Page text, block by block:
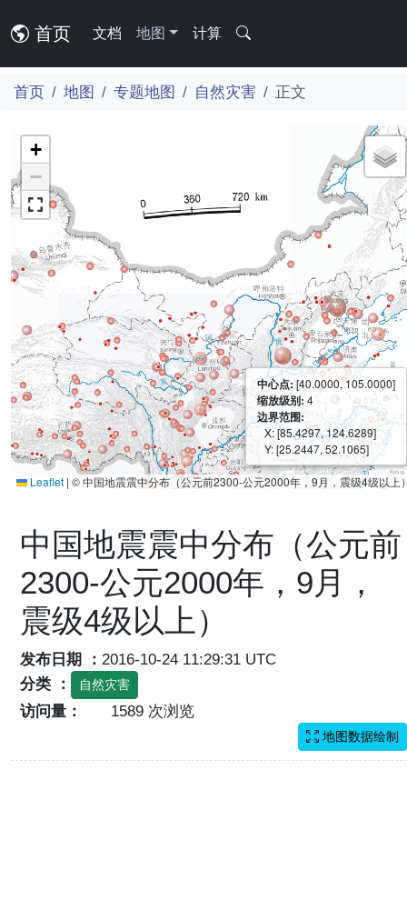
首页 文档 地图 计算
首页 地图 专题地图 自然灾害 正文
+
−
中心点: [40.0000, 105.0000]
缩放级别: 4
边界范围:
X: [85.4297, 124.6289]
Y: [25.2447, 52.1065]
Leaflet | © 中国地震震中分布（公元前2300-公元2000年，9月，震级4级以上
中国地震震中分布（公元前
2300-公元2000年，9月，
震级4级以上）
发布日期 ： 2016-10-24 11:29:31 UTC
分类 ：
自然灾害
访问量： 1589 次浏览
地图数据绘制